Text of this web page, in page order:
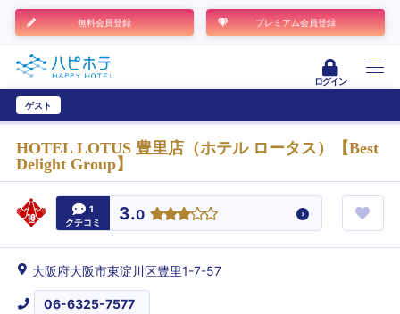
無料会員登録 プレミアム会員登録
ログイン
ゲスト
HOTEL LOTUS 豊里店（ホテル ロータス）【Best
Delight Group】
1
クチコミ
3.0
大阪府大阪市東淀川区豊里1-7-57
06-6325-7577